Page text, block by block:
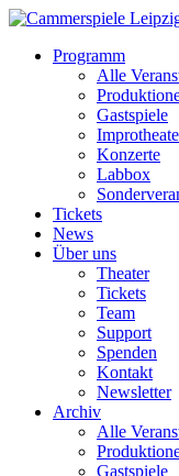
Programm
Alle
Gastspiele
Konzerte
Labbox
Tickets
News
Über uns
Theater
Tickets
Team
Support
Spenden
Kontakt
Newsletter
Archiv
Alle
Gastspiele